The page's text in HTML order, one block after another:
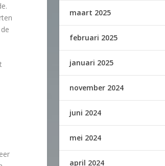
maart 2025
februari 2025
januari 2025
november 2024
juni 2024
mei 2024
april 2024